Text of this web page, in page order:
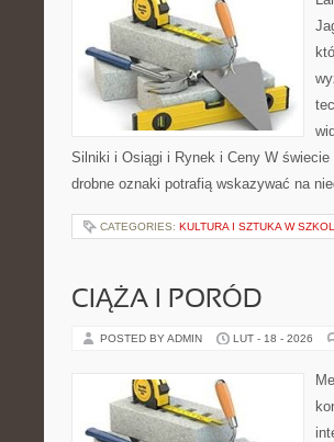
Silniki i Osiągi i Rynek i Ceny W
drobne oznaki potrafią wskazywać na
CATEGORIES: KULTURA I SZTUKA W
CIĄŻA I PORÓD
POSTED BY ADMIN LUT - 18 - 2026